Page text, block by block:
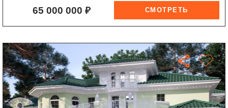
65 000 000 ₽